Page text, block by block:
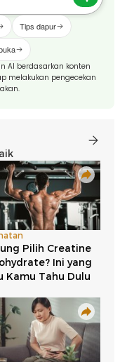
Tips dapur
AI berdasarkan konten
melakukan pengecekan